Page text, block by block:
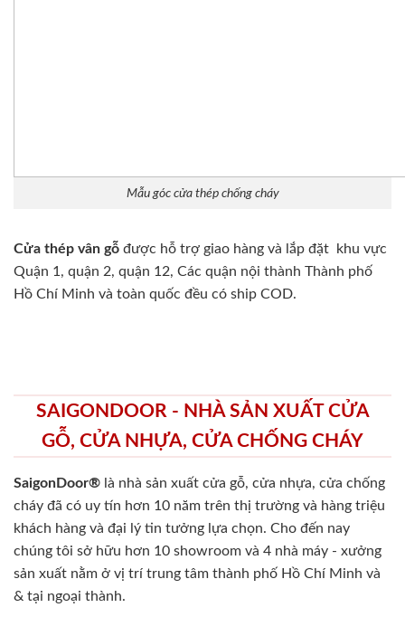
Mẫu góc cửa thép chống cháy
Cửa thép vân gỗ được hỗ trợ giao hàng và lắp đặt khu vực
Quận 1, quận 2, quận 12, Các quận nội thành Thành phố
Hồ Chí Minh và toàn quốc đều có ship COD.
SAIGONDOOR - NHÀ SẢN XUẤT CỬA
GỖ, CỬA NHỰA, CỬA CHỐNG CHÁY
SaigonDoor® là nhà sản xuất cửa gỗ, cửa nhựa, cửa chống
cháy đã có uy tín hơn 10 năm trên thị trường và hàng triệu
khách hàng và đại lý tin tưởng lựa chọn. Cho đến nay
chúng tôi sở hữu hơn 10 showroom và 4 nhà máy - xưởng
sản xuất nằm ở vị trí trung tâm thành phố Hồ Chí Minh và
& tại ngoại thành.